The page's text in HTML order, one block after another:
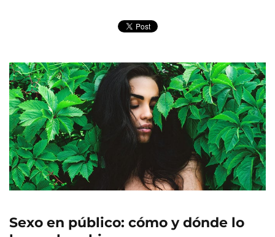
Sexo en público: cómo y dónde lo